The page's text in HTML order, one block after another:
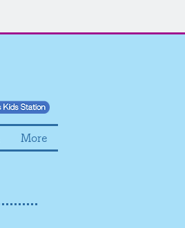
More